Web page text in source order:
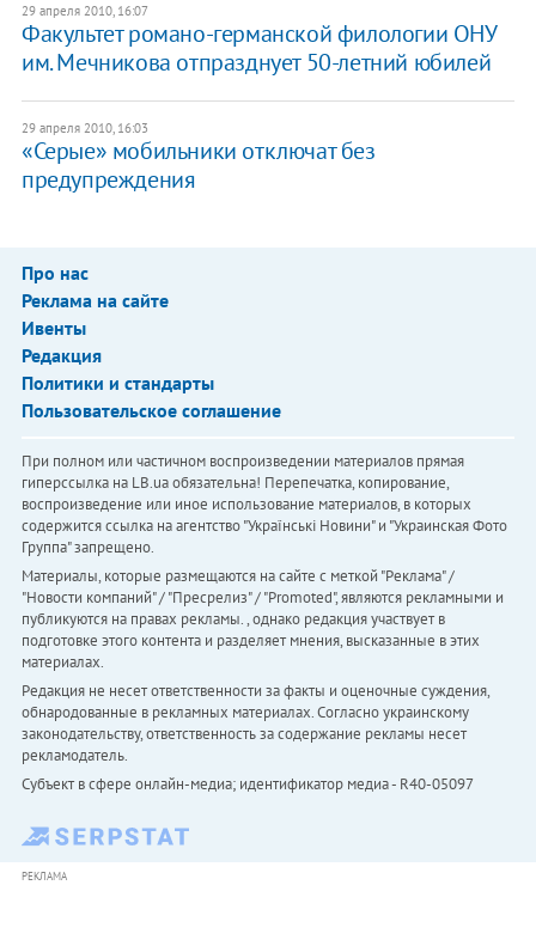
29 апреля 2010, 16:07
Факультет романо-германской филологии ОНУ
им. Мечникова отпразднует 50-летний юбилей
29 апреля 2010, 16:03
«Серые» мобильники отключат без
предупреждения
Про нас
Реклама на сайте
Ивенты
Редакция
Политики и стандарты
Пользовательское соглашение
При полном или частичном воспроизведении материалов прямая
гиперссылка на LB.ua обязательна! Перепечатка, копирование,
воспроизведение или иное использование материалов, в которых
содержится ссылка на агентство "Українськi Новини" и "Украинская Фото
Группа" запрещено.
Материалы, которые размещаются на сайте с меткой "Реклама" /
"Новости компаний" / "Пресрелиз" / "Promoted", являются рекламными и
публикуются на правах рекламы. , однако редакция участвует в
подготовке этого контента и разделяет мнения, высказанные в этих
материалах.
Редакция не несет ответственности за факты и оценочные суждения,
обнародованные в рекламных материалах. Согласно украинскому
законодательству, ответственность за содержание рекламы несет
рекламодатель.
Субъект в сфере онлайн-медиа; идентификатор медиа - R40-05097
РЕКЛАМА